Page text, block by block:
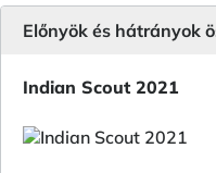
Előnyök és hátrányok
Indian Scout 2021